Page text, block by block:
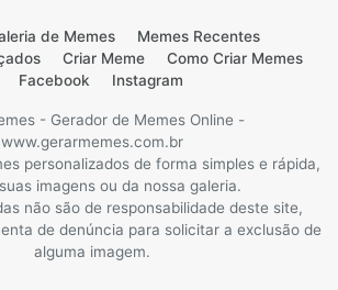
de Memes
Memes Recentes
Criar Meme
Como Criar Memes
Facebook
Instagram
- Gerador de Memes Online -
www.gerarmemes.com.br
personalizados de forma simples e rápida,
imagens ou da nossa galeria.
não são de responsabilidade deste site,
de denúncia para solicitar a exclusão de
alguma imagem.